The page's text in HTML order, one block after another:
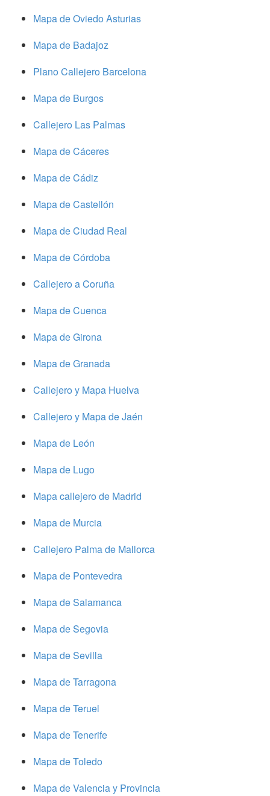
Mapa de Oviedo Asturias
Mapa de Badajoz
Plano Callejero Barcelona
Mapa de Burgos
Callejero Las Palmas
Mapa de Cáceres
Mapa de Cádiz
Mapa de Castellón
Mapa de Ciudad Real
Mapa de Córdoba
Callejero a Coruña
Mapa de Cuenca
Mapa de Girona
Mapa de Granada
Callejero y Mapa Huelva
Callejero y Mapa de Jaén
Mapa de León
Mapa de Lugo
Mapa callejero de Madrid
Mapa de Murcia
Callejero Palma de Mallorca
Mapa de Pontevedra
Mapa de Salamanca
Mapa de Segovia
Mapa de Sevilla
Mapa de Tarragona
Mapa de Teruel
Mapa de Tenerife
Mapa de Toledo
Mapa de Valencia y Provincia